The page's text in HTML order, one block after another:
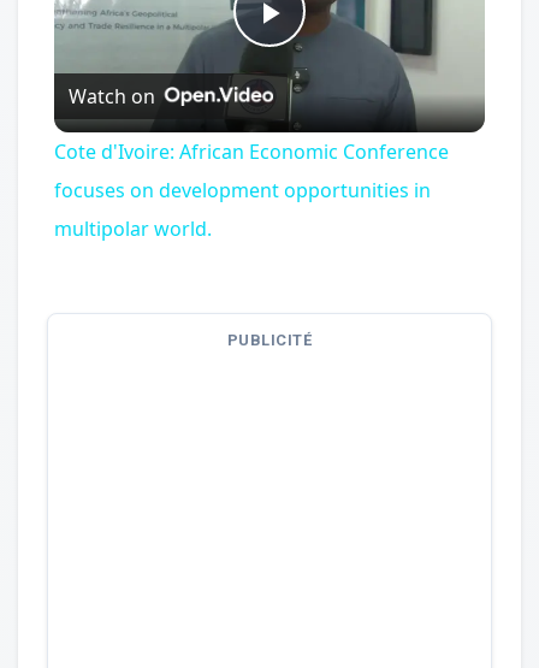
Play
Video
Watch on
Cote d'Ivoire: African Economic Conference
focuses on development opportunities in
multipolar world.
PUBLICITÉ